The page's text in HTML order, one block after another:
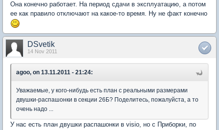
Она конечно работает. На период сдачи в эксплуатацию, а потом
ее как правило отключают на какое-то время. Ну не факт конечно
DSvetik
14 Nov 2011
agoo, on 13.11.2011 - 21:24:
Уважаемые, у кого-нибудь есть план c реальными размерами
двушки-распашонки в секции 26Б? Поделитесь, пожалуйста, а то
очень надо ...
У нас есть план двушки распашонки в visio, но с Приборки, по